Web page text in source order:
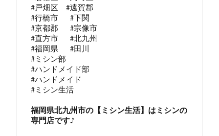
#戸畑区  #遠賀郡
#行橋市   #下関
#京都郡   #宗像市
#直方市   #北九州
#福岡県   #田川
#ミシン部
#ハンドメイド部
#ハンドメイド
#ミシン生活
福岡県北九州市の【ミシン生活】はミシンの
専門店です♪